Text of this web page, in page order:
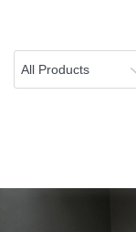
content